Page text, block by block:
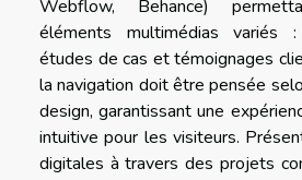
Webflow, Behance)
éléments multimédias variés :
études de cas et témoignages
la navigation doit être pensée
design, garantissant une
intuitive pour les visiteurs.
digitales à travers des projets